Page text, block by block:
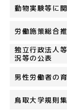
動物実験等に
労働施策総合
独立行政法人
況等の公表
男性労働者の
鳥取大学規則集